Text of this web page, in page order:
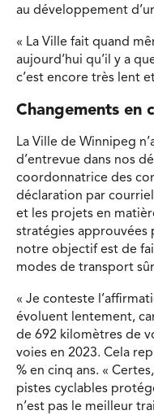
au développement
« La Ville fait quand
aujourd’hui qu’il y a
c’est encore très lent
Changements en
La Ville de Winnipeg
d’entrevue dans nos
coordonnatrice des
déclaration par
et les projets en
stratégies approuvées
notre objectif est de
modes de transport
« Je conteste
évoluent lentement,
de 692 kilomètres de
voies en 2023. Cela
% en cinq ans. «
pistes cyclables
n’est pas le meilleur